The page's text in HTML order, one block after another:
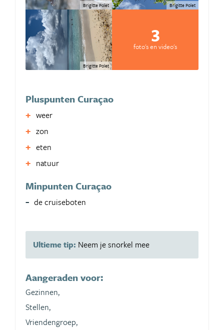
Brigitte Polet Brigitte Polet
Brigitte Polet
3
foto's en video's
Pluspunten Curaçao
weer
zon
eten
natuur
Minpunten Curaçao
de cruiseboten
Ultieme tip: Neem je snorkel mee
Aangeraden voor:
Gezinnen,
Stellen,
Vriendengroep,